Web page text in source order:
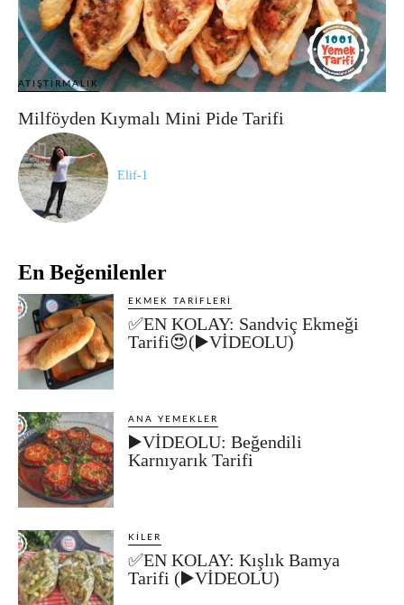
ATIŞTIRMALIK
Milföyden Kıymalı Mini Pide Tarifi
Elif-1
En Beğenilenler
EKMEK TARIFLERI
✅EN KOLAY: Sandviç Ekmeği
Tarifi😍(▶️VİDEOLU)
ANA YEMEKLER
▶️VİDEOLU: Beğendili
Karnıyarık Tarifi
KILER
✅EN KOLAY: Kışlık Bamya
Tarifi (▶️VİDEOLU)